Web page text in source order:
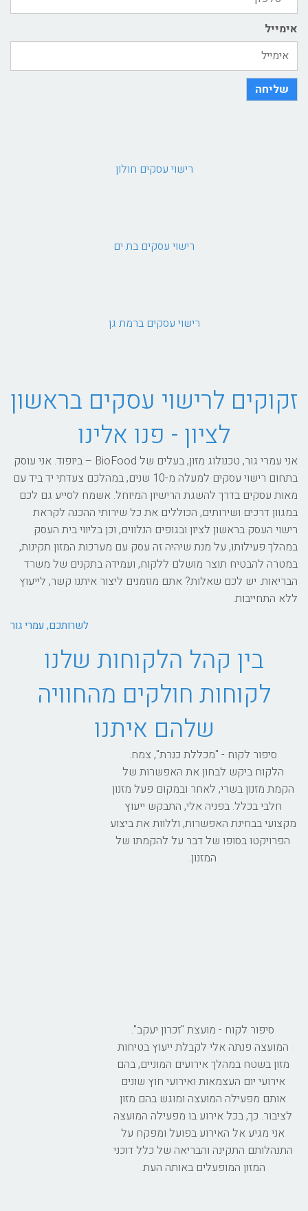
אימייל
שליחה
רישוי עסקים חולון
רישוי עסקים בת ים
רישוי עסקים ברמת גן
זקוקים לרישוי עסקים בראשון
לציון - פנו אלינו
אני עמרי גור, טכנולוג מזון, בעלים של BioFood – ביופוד. אני עוסק
בתחום רישוי עסקים למעלה מ-10 שנים, במהלכם צעדתי יד ביד עם
מאות עסקים בדרך להשגת הרישיון המיוחל. אשמח לסייע גם לכם
במגוון דרכים ושירותים, הכוללים את כל שירותי ההכנה לקראת
רישוי העסק בראשון לציון ובגופים הנלווים, וכן בליווי בית העסק
במהלך פעילותו, על מנת שיהיה זה עסק עם מערכות המזון תקינות,
במטרה להבטיח תוצר מושלם ללקוח, ועמידה בתקנים של משרד
הבריאות. יש לכם שאלות? אתם מוזמנים ליצור איתנו קשר, לייעוץ
ללא התחייבות.
לשרותכם, עמרי גור
בין קהל הלקוחות שלנו
לקוחות חולקים מהחוויה
שלהם איתנו
סיפור לקוח - "מכללת כנרת", צמח.
הלקוח ביקש לבחון את האפשרות של
הקמת מזנון בשרי, לאחר ובמקום פעל מזנון
חלבי בכלל. בפניה אלי, התבקש ייעוץ
מקצועי בבחינת האפשרות, וללוות את ביצוע
הפרויקטו בסופו של דבר על להקמתו של
המזנון.
סיפור לקוח - מועצת "זכרון יעקב".
המועצה פנתה אלי לקבלת ייעוץ בטיחות
מזון בשטח במהלך אירועים המוניים, בהם
אירועי יום העצמאות ואירועי חוץ שונים
אותם מפעילה המועצה ומוגש בהם מזון
לציבור. כך, בכל אירוע בו מפעילה המועצה
אני מגיע אל האירוע בפועל ומפקח על
התנהלותם התקינה והבריאה של כלל דוכני
המזון המופעלים באותה העת.